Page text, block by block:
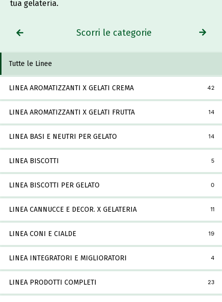
tua gelateria.
Scorri le categorie
Tutte le Linee
LINEA AROMATIZZANTI X GELATI CREMA 42
LINEA AROMATIZZANTI X GELATI FRUTTA 14
LINEA BASI E NEUTRI PER GELATO 14
LINEA BISCOTTI 5
LINEA BISCOTTI PER GELATO 0
LINEA CANNUCCE E DECOR. X GELATERIA 11
LINEA CONI E CIALDE 19
LINEA INTEGRATORI E MIGLIORATORI 4
LINEA PRODOTTI COMPLETI 23